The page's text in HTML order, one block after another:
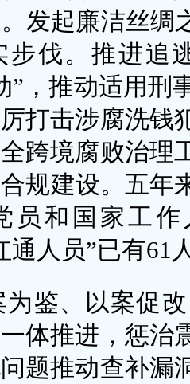
发起廉洁丝绸
步伐。推进追
”，推动适用刑
打击涉腐洗钱
跨境腐败治理
规建设。五年
员和国家工作
通人员”已有61
为鉴、以案促
体推进，惩治
题推动查补漏